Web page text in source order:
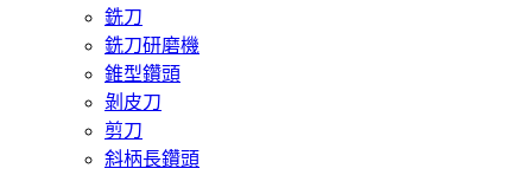
銑刀
銑刀研磨機
錐型鑽頭
剝皮刀
剪刀
斜柄長鑽頭